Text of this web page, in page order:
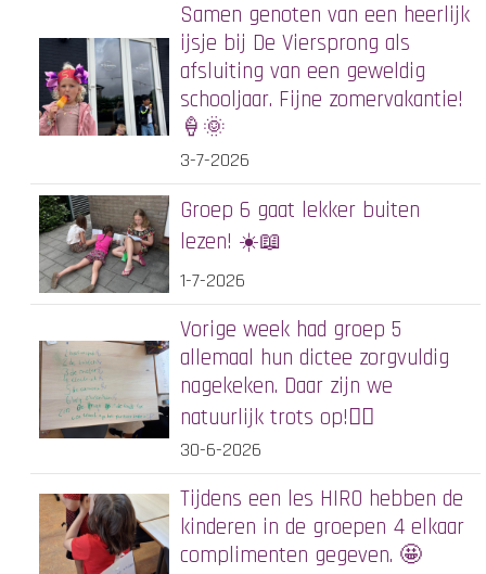
Samen genoten van een heerlijk
ijsje bij De Viersprong als
afsluiting van een geweldig
schooljaar. Fijne zomervakantie!
🍦🌞
3-7-2026
Groep 6 gaat lekker buiten
lezen! ☀️📖
1-7-2026
Vorige week had groep 5
allemaal hun dictee zorgvuldig
nagekeken. Daar zijn we
natuurlijk trots op!✍🏻
30-6-2026
Tijdens een les HIRO hebben de
kinderen in de groepen 4 elkaar
complimenten gegeven. 🤩